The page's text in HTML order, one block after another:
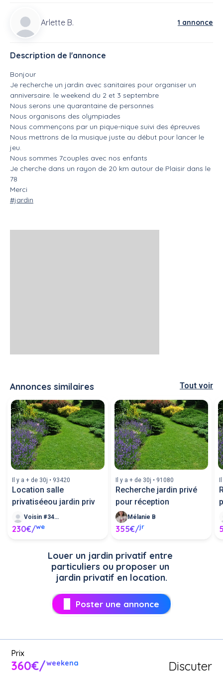
Discuter
Arlette B. 1 annonce
Prix
360€/weekend
Description de l'annonce
Bonjour
Je recherche un jardin avec sanitaires pour organiser un
anniversaire. le weekend du 2 et 3 septembre
Nous serons une quarantaine de personnes
Nous organisons des olympiades
Nous commençons par un pique-nique suivi des épreuves
Nous mettrons de la musique juste au début pour lancer le
jeu.
Nous sommes 7couples avec nos enfants
Je cherche dans un rayon de 20 km autour de Plaisir dans le
78
Merci
#jardin
Annonces similaires Tout voir
Il y a + de 30j • 93420
Location salle
privatiséeou jardin priv
Voisin #348635
230€/we
Il y a + de 30j • 91080
Recherche jardin privé
pour réception
Mélanie B
355€/jr
Il
Louer un jardin privatif entre
particuliers ou proposer un
jardin privatif en location.
Poster une annonce